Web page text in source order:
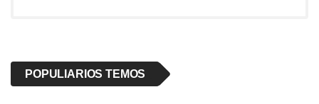
POPULIARIOS TEMOS